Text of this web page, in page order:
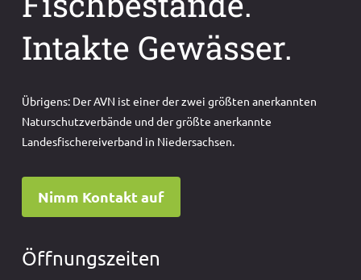
Intakte Gewässer.
Übrigens: Der AVN ist einer der zwei größten anerkannten
Naturschutzverbände und der größte anerkannte
Landesfischereiverband in Niedersachsen.
Nimm Kontakt auf
Öffnungszeiten